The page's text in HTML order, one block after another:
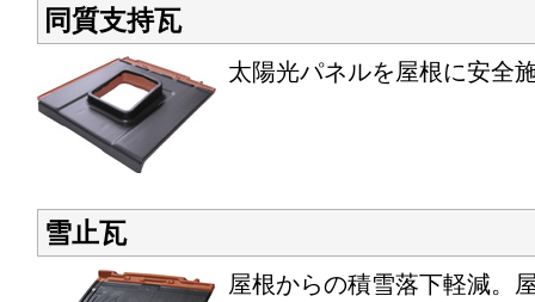
同質支持瓦
太陽光パネルを屋根に安全
雪止瓦
屋根からの積雪落下軽減。